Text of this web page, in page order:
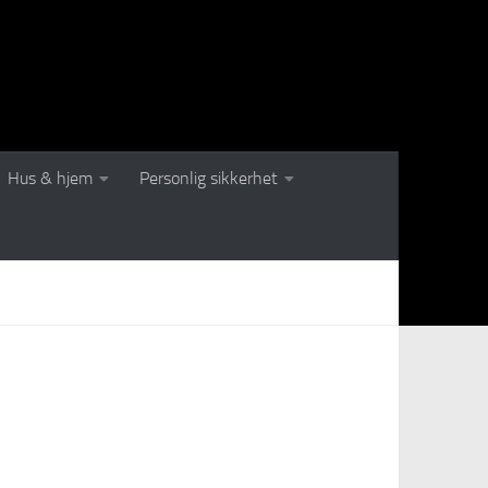
Hus & hjem Personlig sikkerhet